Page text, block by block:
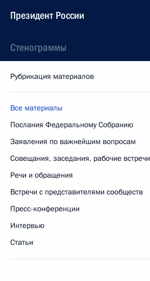
Президент России
Стенограммы
Рубрикация материалов
Все материалы
Послания Федеральному Собранию
Заявления по важнейшим вопросам
Совещания, заседания, рабочие встречи
Речи и обращения
Встречи с представителями сообществ
Пресс-конференции
Интервью
Статьи